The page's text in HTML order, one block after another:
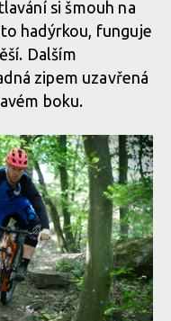
si šmouh na
hadýrkou, funguje
Dalším
zipem uzavřená
boku.